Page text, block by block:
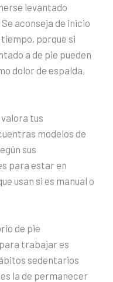
levantado
aconseja de inicio
porque si
a de pie pueden
dolor de espalda,
tus
modelos de
sus
para estar en
usan si es manual o
de pie
trabajar es
sedentarios
la de permanecer